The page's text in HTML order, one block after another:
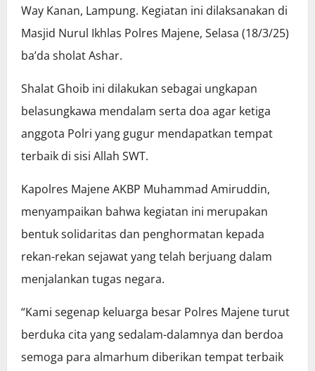
Way Kanan, Lampung. Kegiatan ini dilaksanakan di
Masjid Nurul Ikhlas Polres Majene, Selasa (18/3/25)
ba’da sholat Ashar.
Shalat Ghoib ini dilakukan sebagai ungkapan
belasungkawa mendalam serta doa agar ketiga
anggota Polri yang gugur mendapatkan tempat
terbaik di sisi Allah SWT.
Kapolres Majene AKBP Muhammad Amiruddin,
menyampaikan bahwa kegiatan ini merupakan
bentuk solidaritas dan penghormatan kepada
rekan-rekan sejawat yang telah berjuang dalam
menjalankan tugas negara.
“Kami segenap keluarga besar Polres Majene turut
berduka cita yang sedalam-dalamnya dan berdoa
semoga para almarhum diberikan tempat terbaik